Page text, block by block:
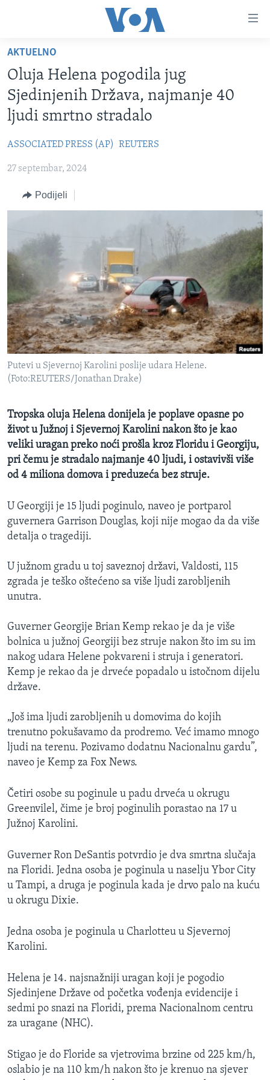
glavni
sadržaj
Pređi
na
glavnu
Idi
na
TV PROGRAM
VIDEO
FOTOGRAFIJE DANA
VIJESTI
SJEDINJENE AMERIČKE DRŽAVE
BOSNA I HERCEGOVINA
SVIJET
NAUKA I TEHNOLOGIJA
SPECIJALNI PROJEKTI
KORUPCIJA
ŽENSKA STRANA
IZBJEGLIČKA STRANA
MAGAZIN
O GLASU AMERIKE
Learning English
PRATITE NAS
Jezici
AKTUELNO
Oluja Helena pogodila jug
Sjedinjenih Država, najmanje 40
ljudi smrtno stradalo
ASSOCIATED PRESS (AP) REUTERS
27 septembar, 2024
Podijeli
Putevi u Sjevernoj Karolini poslije udara Helene.
(Foto:REUTERS/Jonathan Drake)
Tropska oluja Helena donijela je poplave opasne po
život u Južnoj i Sjevernoj Karolini nakon što je kao
veliki uragan preko noći prošla kroz Floridu i Georgiju,
pri čemu je stradalo najmanje 40 ljudi, i ostavivši više
od 4 miliona domova i preduzeća bez struje.
U Georgiji je 15 ljudi poginulo, naveo je portparol
guvernera Garrison Douglas, koji nije mogao da da više
detalja o tragediji.
U južnom gradu u toj saveznoj državi, Valdosti, 115
zgrada je teško oštećeno sa više ljudi zarobljenih
unutra.
Guverner Georgije Brian Kemp rekao je da je više
bolnica u južnoj Georgiji bez struje nakon što im su im
nakog udara Helene pokvareni i struja i generatori.
Kemp je rekao da je drveće popadalo u istočnom dijelu
države.
„Još ima ljudi zarobljenih u domovima do kojih
trenutno pokušavamo da prodremo. Već imamo mnogo
ljudi na terenu. Pozivamo dodatnu Nacionalnu gardu”,
naveo je Kemp za Fox News.
Četiri osobe su poginule u padu drveća u okrugu
Greenvilel, čime je broj poginulih porastao na 17 u
Južnoj Karolini.
Guverner Ron DeSantis potvrdio je dva smrtna slučaja
na Floridi. Jedna osoba je poginula u naselju Ybor City
u Tampi, a druga je poginula kada je drvo palo na kuću
u okrugu Dixie.
Jedna osoba je poginula u Charlotteu u Sjevernoj
Karolini.
Helena je 14. najsnažniji uragan koji je pogodio
Sjedinjene Države od početka vođenja evidencije i
sedmi po snazi na Floridi, prema Nacionalnom centru
za uragane (NHC).
Stigao je do Floride sa vjetrovima brzine od 225 km/h,
oslabio je na 110 km/h nakon što je krenuo na sjever